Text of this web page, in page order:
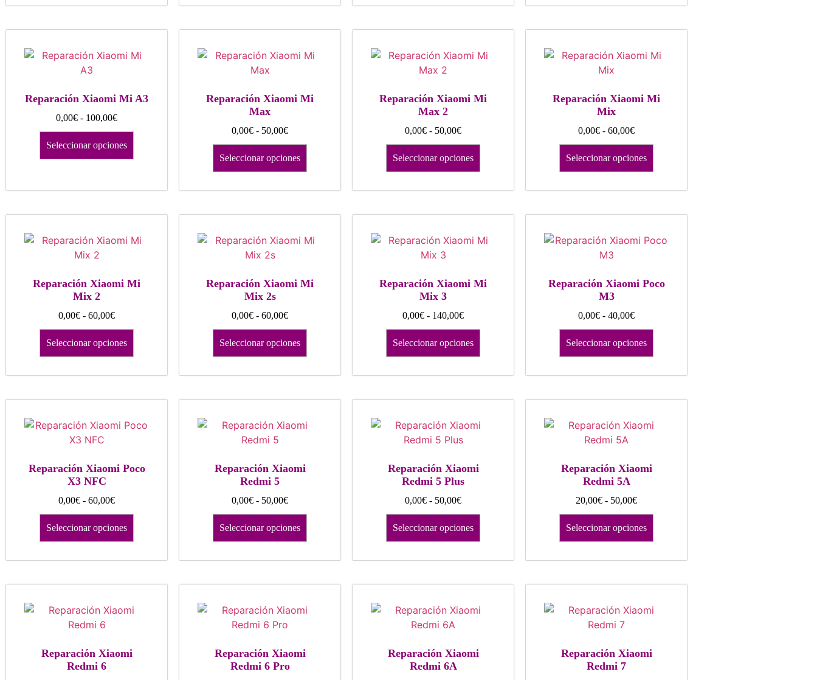
Reparación Xiaomi Mi A3
0,00€ - 100,00€
Seleccionar opciones
Reparación Xiaomi Mi
Max
0,00€ - 50,00€
Seleccionar opciones
Reparación Xiaomi Mi
Max 2
0,00€ - 50,00€
Seleccionar opciones
Reparación Xiaomi Mi
Mix
0,00€ - 60,00€
Seleccionar opciones
Reparación Xiaomi Mi
Mix 2
0,00€ - 60,00€
Seleccionar opciones
Reparación Xiaomi Mi
Mix 2s
0,00€ - 60,00€
Seleccionar opciones
Reparación Xiaomi Mi
Mix 3
0,00€ - 140,00€
Seleccionar opciones
Reparación Xiaomi Poco
M3
0,00€ - 40,00€
Seleccionar opciones
Reparación Xiaomi Poco
X3 NFC
0,00€ - 60,00€
Seleccionar opciones
Reparación Xiaomi
Redmi 5
0,00€ - 50,00€
Seleccionar opciones
Reparación Xiaomi
Redmi 5 Plus
0,00€ - 50,00€
Seleccionar opciones
Reparación Xiaomi
Redmi 5A
20,00€ - 50,00€
Seleccionar opciones
Reparación Xiaomi
Redmi 6
Reparación Xiaomi
Redmi 6 Pro
Reparación Xiaomi
Redmi 6A
Reparación Xiaomi
Redmi 7